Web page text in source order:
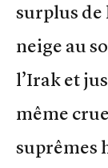
surplus de
neige au
l’Irak et
même
suprêmes